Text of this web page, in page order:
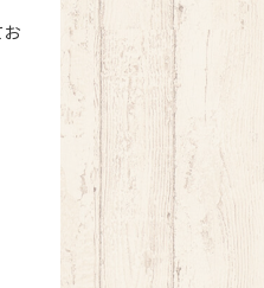
お